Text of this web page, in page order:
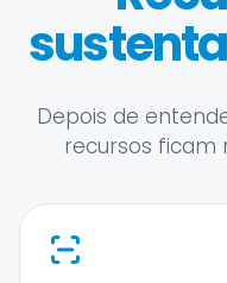
Depois de
recursos ficam